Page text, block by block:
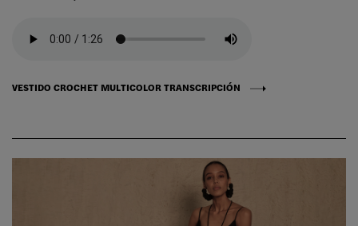
VESTIDO CROCHET MULTICOLOR TRANSCRIPCIÓN